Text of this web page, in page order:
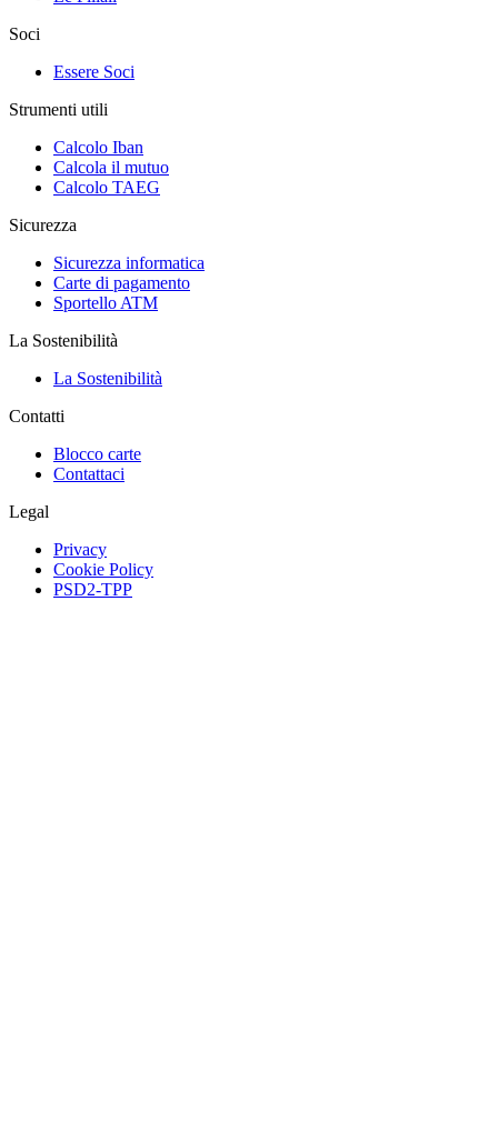
Soci
Essere Soci
Strumenti utili
Calcolo Iban
Calcola il mutuo
Calcolo TAEG
Sicurezza
Sicurezza informatica
Carte di pagamento
Sportello ATM
La Sostenibilità
La Sostenibilità
Contatti
Blocco carte
Contattaci
Legal
Privacy
Cookie Policy
PSD2-TPP